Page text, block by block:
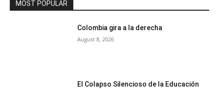
MOST POPULAR
Colombia gira a la derecha
August 8, 2026
El Colapso Silencioso de la Educación